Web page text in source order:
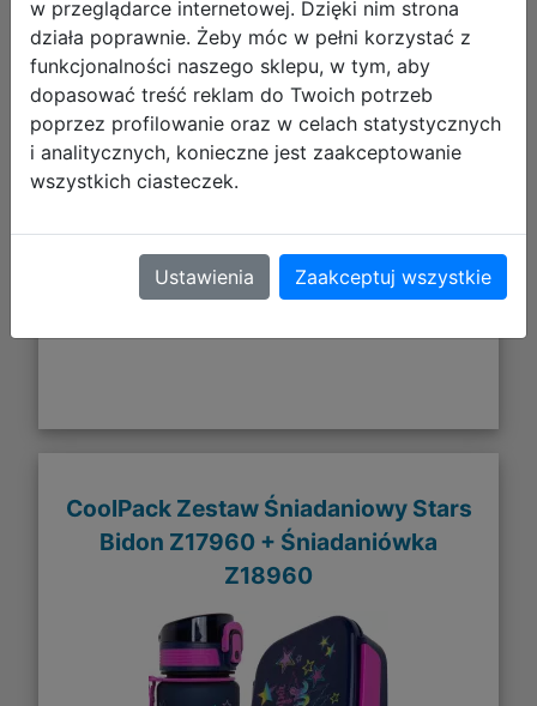
44,98 zł
Galeria zdjęć
CoolPack Zestaw Śniadaniowy Stars
Bidon Z17960 + Śniadaniówka
Z18960
w przeglądarce internetowej. Dzięki nim strona
działa poprawnie. Żeby móc w pełni korzystać z
funkcjonalności naszego sklepu, w tym, aby
dopasować treść reklam do Twoich potrzeb
poprzez profilowanie oraz w celach statystycznych
i analitycznych, konieczne jest zaakceptowanie
wszystkich ciasteczek.
Ustawienia Zaakceptuj wszystkie